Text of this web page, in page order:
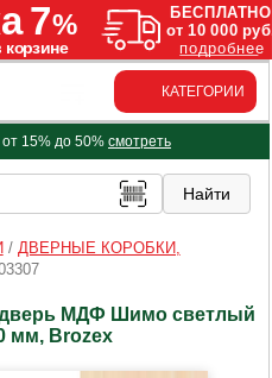
КАТЕГОРИИ
от 15% до 50% смотреть
/ ДВЕРНЫЕ КОРОБКИ,
МДФ Шимо светлый
мм, Brozex